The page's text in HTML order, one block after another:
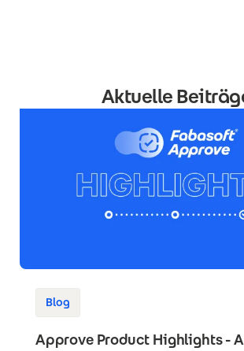
Aktuelle
Blog
Approve Product Highlights -